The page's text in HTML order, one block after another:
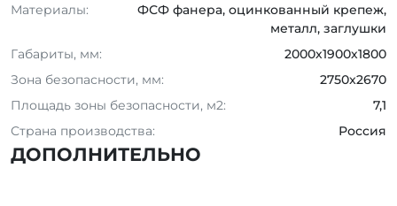
Материалы:
ФСФ фанера, оцинкованный крепеж,
металл, заглушки
Габариты, мм:
2000х1900х1800
Зона безопасности, мм:
2750x2670
Площадь зоны безопасности, м2:
7,1
Страна производства:
Россия
ДОПОЛНИТЕЛЬНО